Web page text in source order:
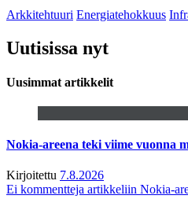
Arkkitehtuuri Energiatehokkuus
Uutisissa nyt
Uusimmat artikkelit
Nokia-areena teki viime vuonna
Kirjoitettu 7.8.2026
Ei kommentteja artikkeliin Nokia-